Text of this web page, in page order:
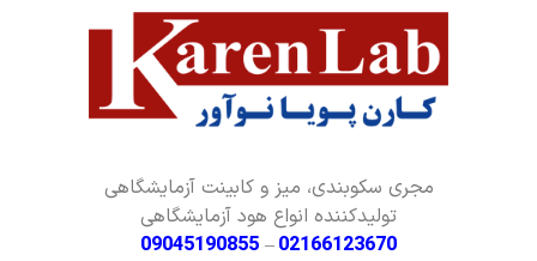
مجری سکوبندی، میز و کابینت آزمایشگاهی
تولیدکننده انواع هود آزمایشگاهی
02166123670
–
09045190855